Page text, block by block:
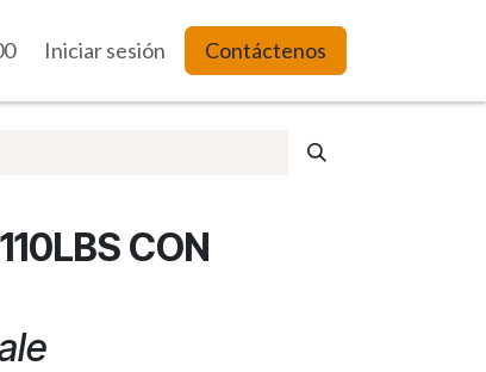
Iniciar sesión Contáctenos
CON